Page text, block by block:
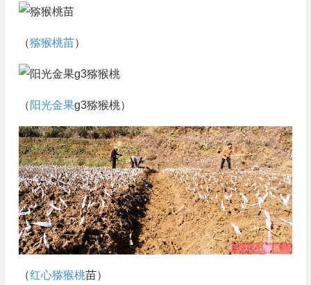
（猕猴桃苗）
（ 阳光金果g3猕猴桃）
（红心猕猴桃苗）